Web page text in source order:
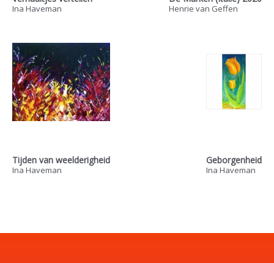
Ina Haveman Henrie van Geffen
Tijden van weelderigheid
Ina Haveman
Geborgenheid
Ina Haveman